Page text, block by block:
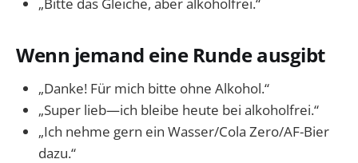
„Bitte das Gleiche, aber alkoholfrei.“
Wenn jemand eine Runde ausgibt
„Danke! Für mich bitte ohne Alkohol.“
„Super lieb—ich bleibe heute bei alkoholfrei.“
„Ich nehme gern ein Wasser/Cola Zero/AF-Bier
dazu.“